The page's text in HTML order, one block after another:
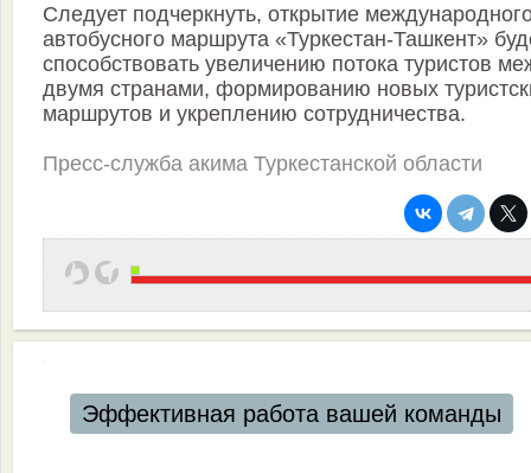
Следует подчеркнуть, открытие
автобусного маршрута «Туркестан-Ташкент»
способствовать увеличению потока туристов
двумя странами, формированию новых
маршрутов и укреплению сотрудничества.
Пресс-служба акима Туркестанской области
Эффективная работа вашей команды